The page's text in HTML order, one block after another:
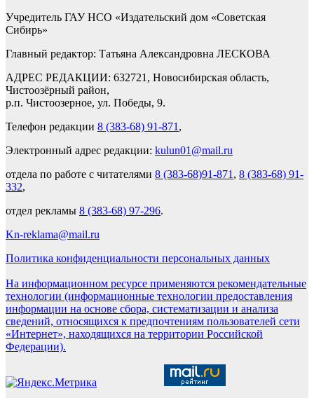
Учредитель ГАУ НСО «Издательский дом «Советская
Сибирь»
Главный редактор: Татьяна Александровна ЛЕСКОВА
АДРЕС РЕДАКЦИИ: 632721, Новосибирская область,
Чистоозёрный район,
р.п. Чистоозерное, ул. Победы, 9.
Телефон редакции 8 (383-68) 91-871 ,
Электронный адрес редакции: kulun01@mail.ru
отдела по работе с читателями 8 (383-68)91-871 , 8 (383-68) 91-
332,
отдел рекламы 8 (383-68) 97-296.
Kn-reklama@mail.ru
Политика конфиденциальности персональных данных
На информационном ресурсе применяются рекомендательные
технологии (информационные технологии предоставления
информации на основе сбора, систематизации и анализа
сведений, относящихся к предпочтениям пользователей сети
«Интернет», находящихся на территории Российской
Федерации).